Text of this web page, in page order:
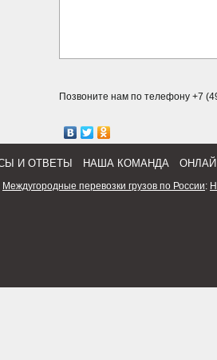
Позвоните нам по телефону +7
И ОТВЕТЫ НАША КОМАНДА
Междугородные перевозки грузов по России: